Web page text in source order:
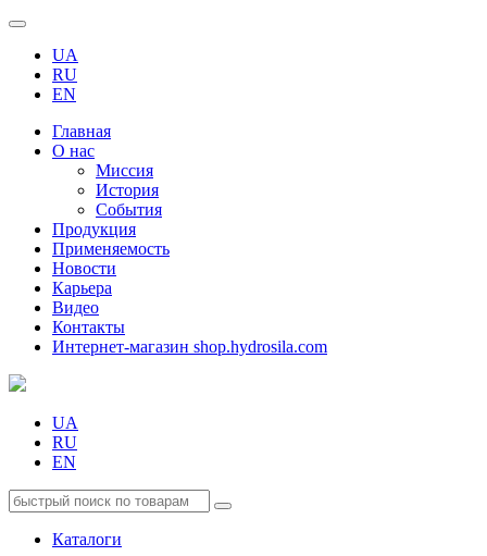
UA
RU
EN
Главная
О нас
Миссия
История
События
Продукция
Применяемость
Новости
Карьера
Видео
Контакты
Интернет-магазин shop.hydrosila.com
UA
RU
EN
Каталоги